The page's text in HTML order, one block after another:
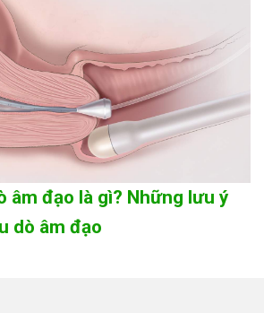
âm đạo là gì? Những lưu ý
dò âm đạo